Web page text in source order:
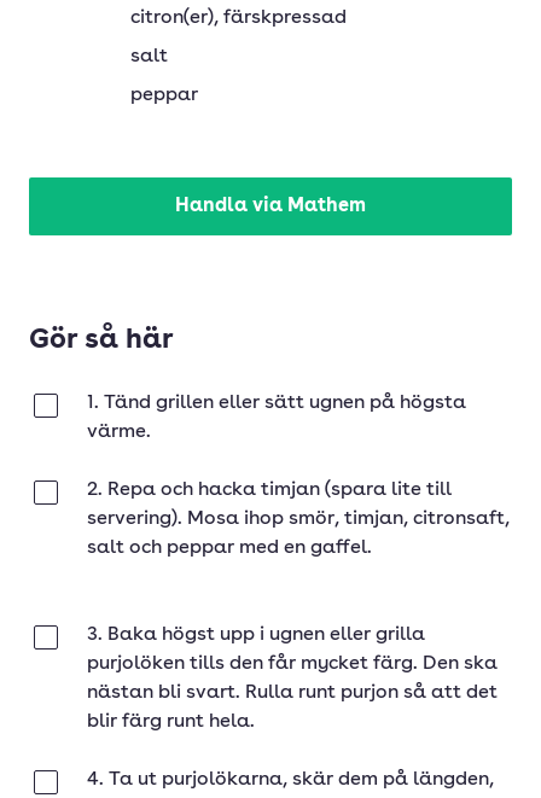
citron(er), färskpressad
salt
peppar
Handla via Mathem
Gör så här
1. Tänd grillen eller sätt ugnen på högsta
värme.
2. Repa och hacka timjan (spara lite till
servering). Mosa ihop smör, timjan, citronsaft,
salt och peppar med en gaffel.
3. Baka högst upp i ugnen eller grilla
purjolöken tills den får mycket färg. Den ska
nästan bli svart. Rulla runt purjon så att det
blir färg runt hela.
4. Ta ut purjolökarna, skär dem på längden,